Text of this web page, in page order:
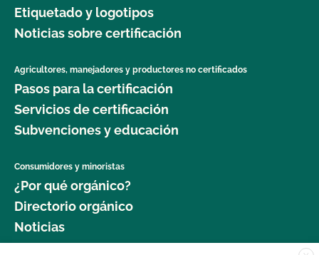
Etiquetado y logotipos
Noticias sobre certificación
Agricultores, manejadores y productores no certificados
Pasos para la certificación
Servicios de certificación
Subvenciones y educación
Consumidores y minoristas
¿Por qué orgánico?
Directorio orgánico
Noticias